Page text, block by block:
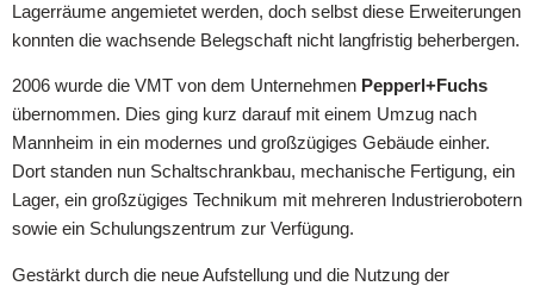
Lagerräume angemietet werden, doch selbst diese Erweiterungen
konnten die wachsende Belegschaft nicht langfristig beherbergen.
2006 wurde die VMT von dem Unternehmen Pepperl+Fuchs
übernommen. Dies ging kurz darauf mit einem Umzug nach
Mannheim in ein modernes und großzügiges Gebäude einher.
Dort standen nun Schaltschrankbau, mechanische Fertigung, ein
Lager, ein großzügiges Technikum mit mehreren Industrierobotern
sowie ein Schulungszentrum zur Verfügung.
Gestärkt durch die neue Aufstellung und die Nutzung der